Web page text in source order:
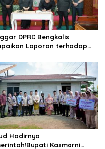
DPRD Bengkalis
Laporan terhadap
APBD Tahun
2025
Hadirnya
Kasmarni